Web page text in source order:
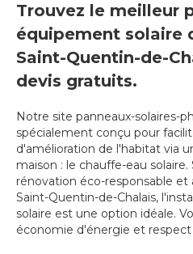
Trouvez le meilleur
équipement solaire
Saint-Quentin-de-
devis gratuits.
Notre site panneaux-solaires-
spécialement conçu pour
d'amélioration de l'habitat via
maison : le chauffe-eau solaire.
rénovation éco-responsable et
Saint-Quentin-de-Chalais,
solaire est une option idéale.
économie d'énergie et